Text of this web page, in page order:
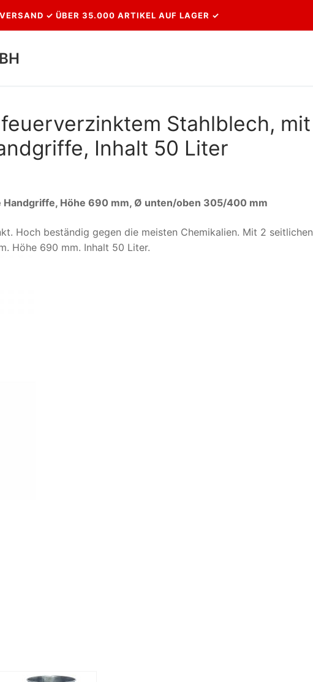
✓ ÜBER 35.000 ARTIKEL AUF LAGER ✓
Stahlblech, mit
Inhalt 50 Liter
Höhe 690 mm, Ø unten/oben 305/400 mm
Hoch beständig gegen die meisten Chemikalien. Mit 2 seitlichen
Höhe 690 mm. Inhalt 50 Liter.